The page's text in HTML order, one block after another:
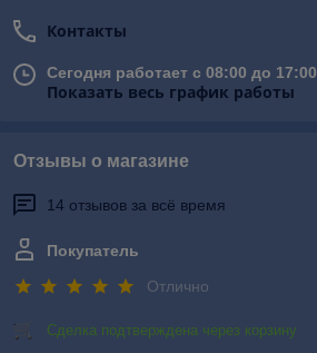
Контакты
Сегодня работает с 08:00 до 17:00
Показать весь график работы
Отзывы о магазине
14 отзывов за всё время
Покупатель
Отлично
Сделка подтверждена через корзину